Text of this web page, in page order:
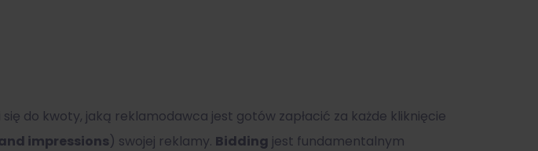
się do kwoty, jaką reklamodawca jest gotów zapłacić za każde kliknięcie
impressions) swojej reklamy. Bidding jest fundamentalnym